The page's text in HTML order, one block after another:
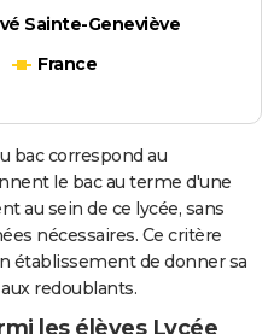
Sainte-Geneviève
France
bac correspond au
le bac au terme d'une
au sein de ce lycée, sans
nécessaires. Ce critère
établissement de donner sa
redoublants.
les élèves Lycée